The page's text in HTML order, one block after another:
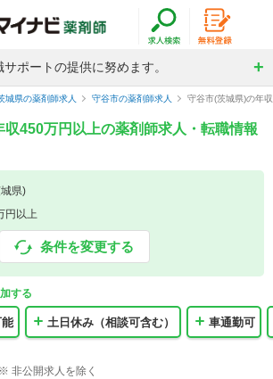
ポートの提供に努めます。
城県の薬剤師求人 守谷市の薬剤師求人 守谷市(茨城県)の年
収450万円以上の薬剤師求人・転職情報
県)
円以上
条件を変更する
する
土日休み（相談可含む） 車通勤可
※ 非公開求人を除く